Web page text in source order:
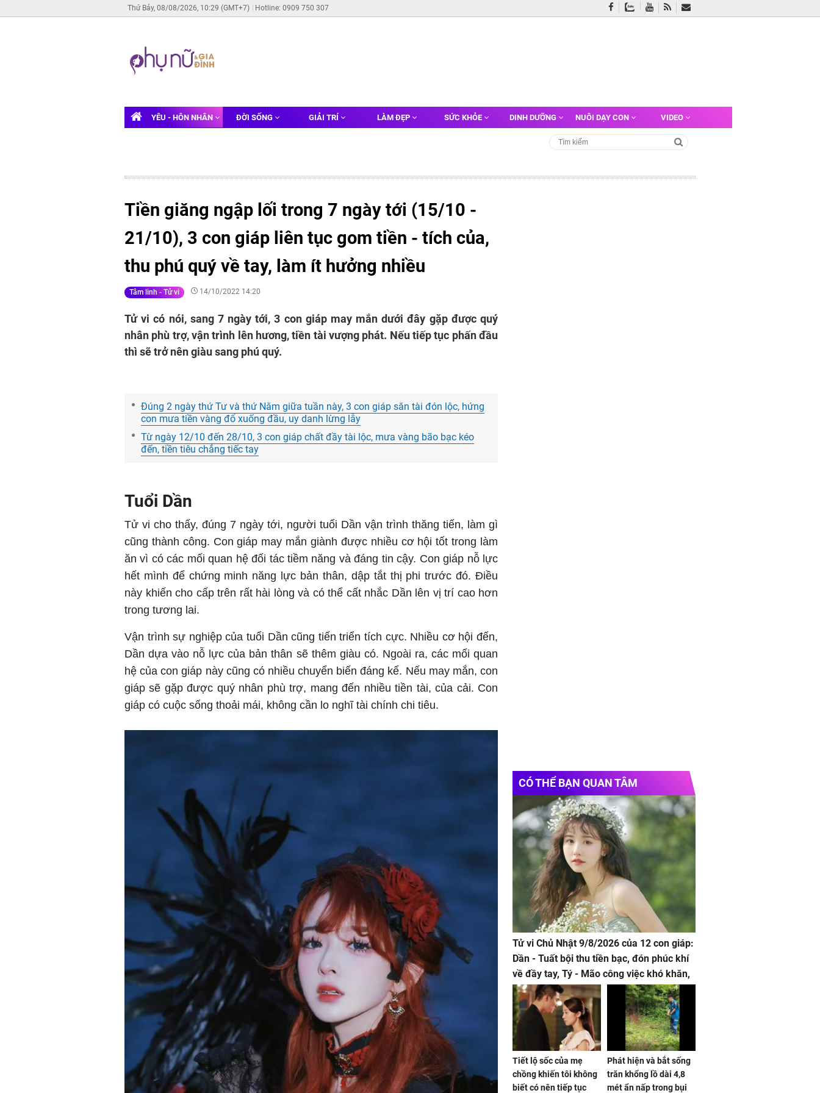
Thứ Bảy, 08/08/2026, 10:29 (GMT+7) Hotline: 0909 750 307
YÊU - HÔN NHÂN ĐỜI SỐNG GIẢI TRÍ LÀM ĐẸP SỨC KHỎE DINH DƯỠNG NUÔI DẠY CON VIDEO
Tiền giăng ngập lối trong 7 ngày tới (15/10 -
21/10), 3 con giáp liên tục gom tiền - tích của,
thu phú quý về tay, làm ít hưởng nhiều
Tâm linh - Tử vi 14/10/2022 14:20
Tử vi có nói, sang 7 ngày tới, 3 con giáp may mắn dưới đây gặp được quý
nhân phù trợ, vận trình lên hương, tiền tài vượng phát. Nếu tiếp tục phấn đầu
thì sẽ trở nên giàu sang phú quý.
Đúng 2 ngày thứ Tư và thứ Năm giữa tuần này, 3 con giáp săn tài đón lộc, hứng
con mưa tiền vàng đổ xuống đầu, uy danh lừng lẫy
Từ ngày 12/10 đến 28/10, 3 con giáp chất đầy tài lộc, mưa vàng bão bạc kéo
đến, tiền tiêu chẳng tiếc tay
Tuổi Dần
Tử vi cho thấy, đúng 7 ngày tới, người tuổi Dần vận trình thăng tiến, làm gì
cũng thành công. Con giáp may mắn giành được nhiều cơ hội tốt trong làm
ăn vì có các mối quan hệ đối tác tiềm năng và đáng tin cậy. Con giáp nỗ lực
hết mình để chứng minh năng lực bản thân, dập tắt thị phi trước đó. Điều
này khiến cho cấp trên rất hài lòng và có thể cất nhắc Dần lên vị trí cao hơn
trong tương lai.
Vận trình sự nghiệp của tuổi Dần cũng tiến triển tích cực. Nhiều cơ hội đến,
Dần dựa vào nỗ lực của bản thân sẽ thêm giàu có. Ngoài ra, các mối quan
hệ của con giáp này cũng có nhiều chuyển biến đáng kể. Nếu may mắn, con
giáp sẽ gặp được quý nhân phù trợ, mang đến nhiều tiền tài, của cải. Con
giáp có cuộc sống thoải mái, không cần lo nghĩ tài chính chi tiêu.
CÓ THỂ BẠN QUAN TÂM
Tử vi Chủ Nhật 9/8/2026 của 12 con giáp:
Dần - Tuất bội thu tiền bạc, đón phúc khí
về đầy tay, Tý - Mão công việc khó khăn,
tiền bạc đội nón ra đi
Tiết lộ sốc của mẹ
chồng khiến tôi không
biết có nên tiếp tục
Phát hiện và bắt sống
trăn khổng lồ dài 4,8
mét ẩn nấp trong bụi